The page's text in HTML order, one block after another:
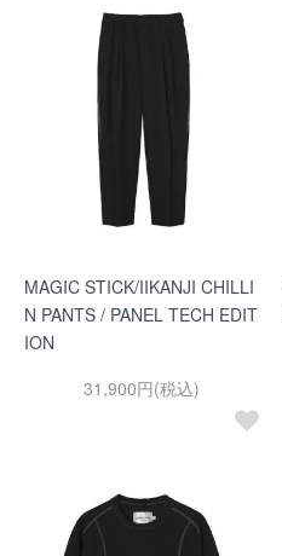
MAGIC STICK/IIKANJI CHILLI
N PANTS / PANEL TECH EDIT
ION
31,900円(税込)